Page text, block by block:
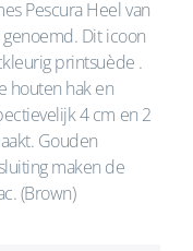
Pescura Heel van
Dit icoon
printsuède .
houten hak en
4 cm en 2
Gouden
maken de
(Brown)